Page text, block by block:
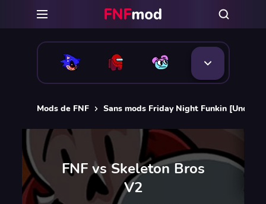
Mods de FNF Sans mods Friday Night Funkin
FNF vs Skeleton Bros
V2